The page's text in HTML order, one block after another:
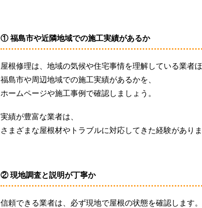
① 福島市や近隣地域での施工実績があるか
屋根修理は、地域の気候や住宅事情を理解している業者ほ
福島市や周辺地域での施工実績があるかを、
ホームページや施工事例で確認しましょう。
実績が豊富な業者は、
さまざまな屋根材やトラブルに対応してきた経験がありま
② 現地調査と説明が丁寧か
信頼できる業者は、必ず現地で屋根の状態を確認します。